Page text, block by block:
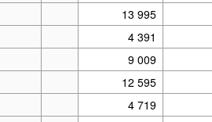
13 995
4 391
9 009
12 595
4 719